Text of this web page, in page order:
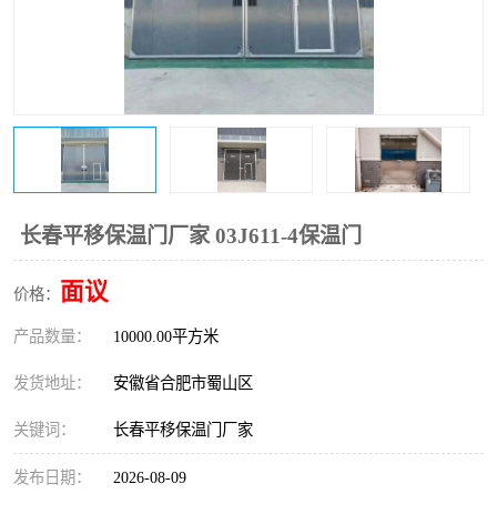
长春平移保温门厂家 03J611-4保温门
价格： 面议
产品数量： 10000.00平方米
发货地址： 安徽省合肥市蜀山区
关键词： 长春平移保温门厂家
发布日期： 2026-08-09
变压器室配电房门 钢大门厂家
彩钢板门